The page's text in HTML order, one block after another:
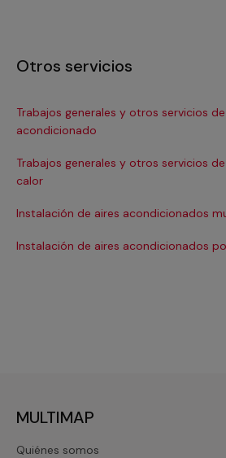
Otros servicios
Trabajos generales y otros servicios
acondicionado
Trabajos generales y otros servicios
calor
Instalación de aires acondicionados
Instalación de aires acondicionados
MULTIMAP
Quiénes somos